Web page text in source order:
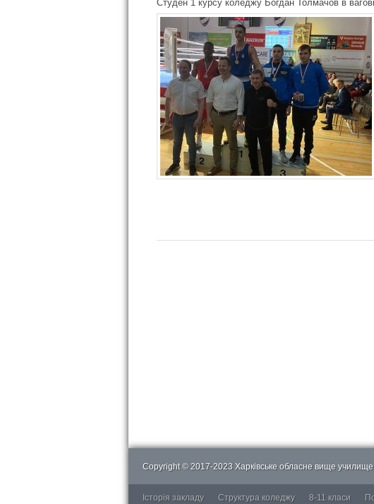
Студен 1 курсу коледжу Богдан Толмачов в
Copyright © 2017-2023 Харківське обласне вище училище
Історія закладу Структура коледжу 8-11 класи